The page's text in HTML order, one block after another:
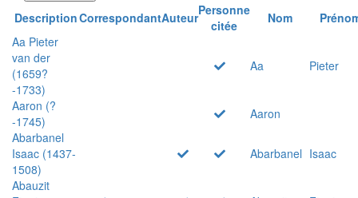
DescriptionCorrespondantAuteurPersonne
citée
Nom
Aa Pieter
van der
(1659?
-1733)
Aa Pieter
Aaron (?
-1745)
Aaron
Abarbanel
Isaac (1437-
1508)
Abarbanel Isaac
Abauzit